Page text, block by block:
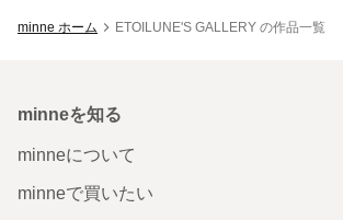
minne ホーム ETOILUNE'S GALLERY の作品一覧
minneを知る
minneについて
minneで買いたい